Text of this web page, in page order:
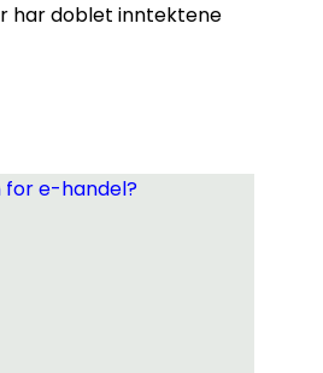
har doblet inntektene
e-handel?